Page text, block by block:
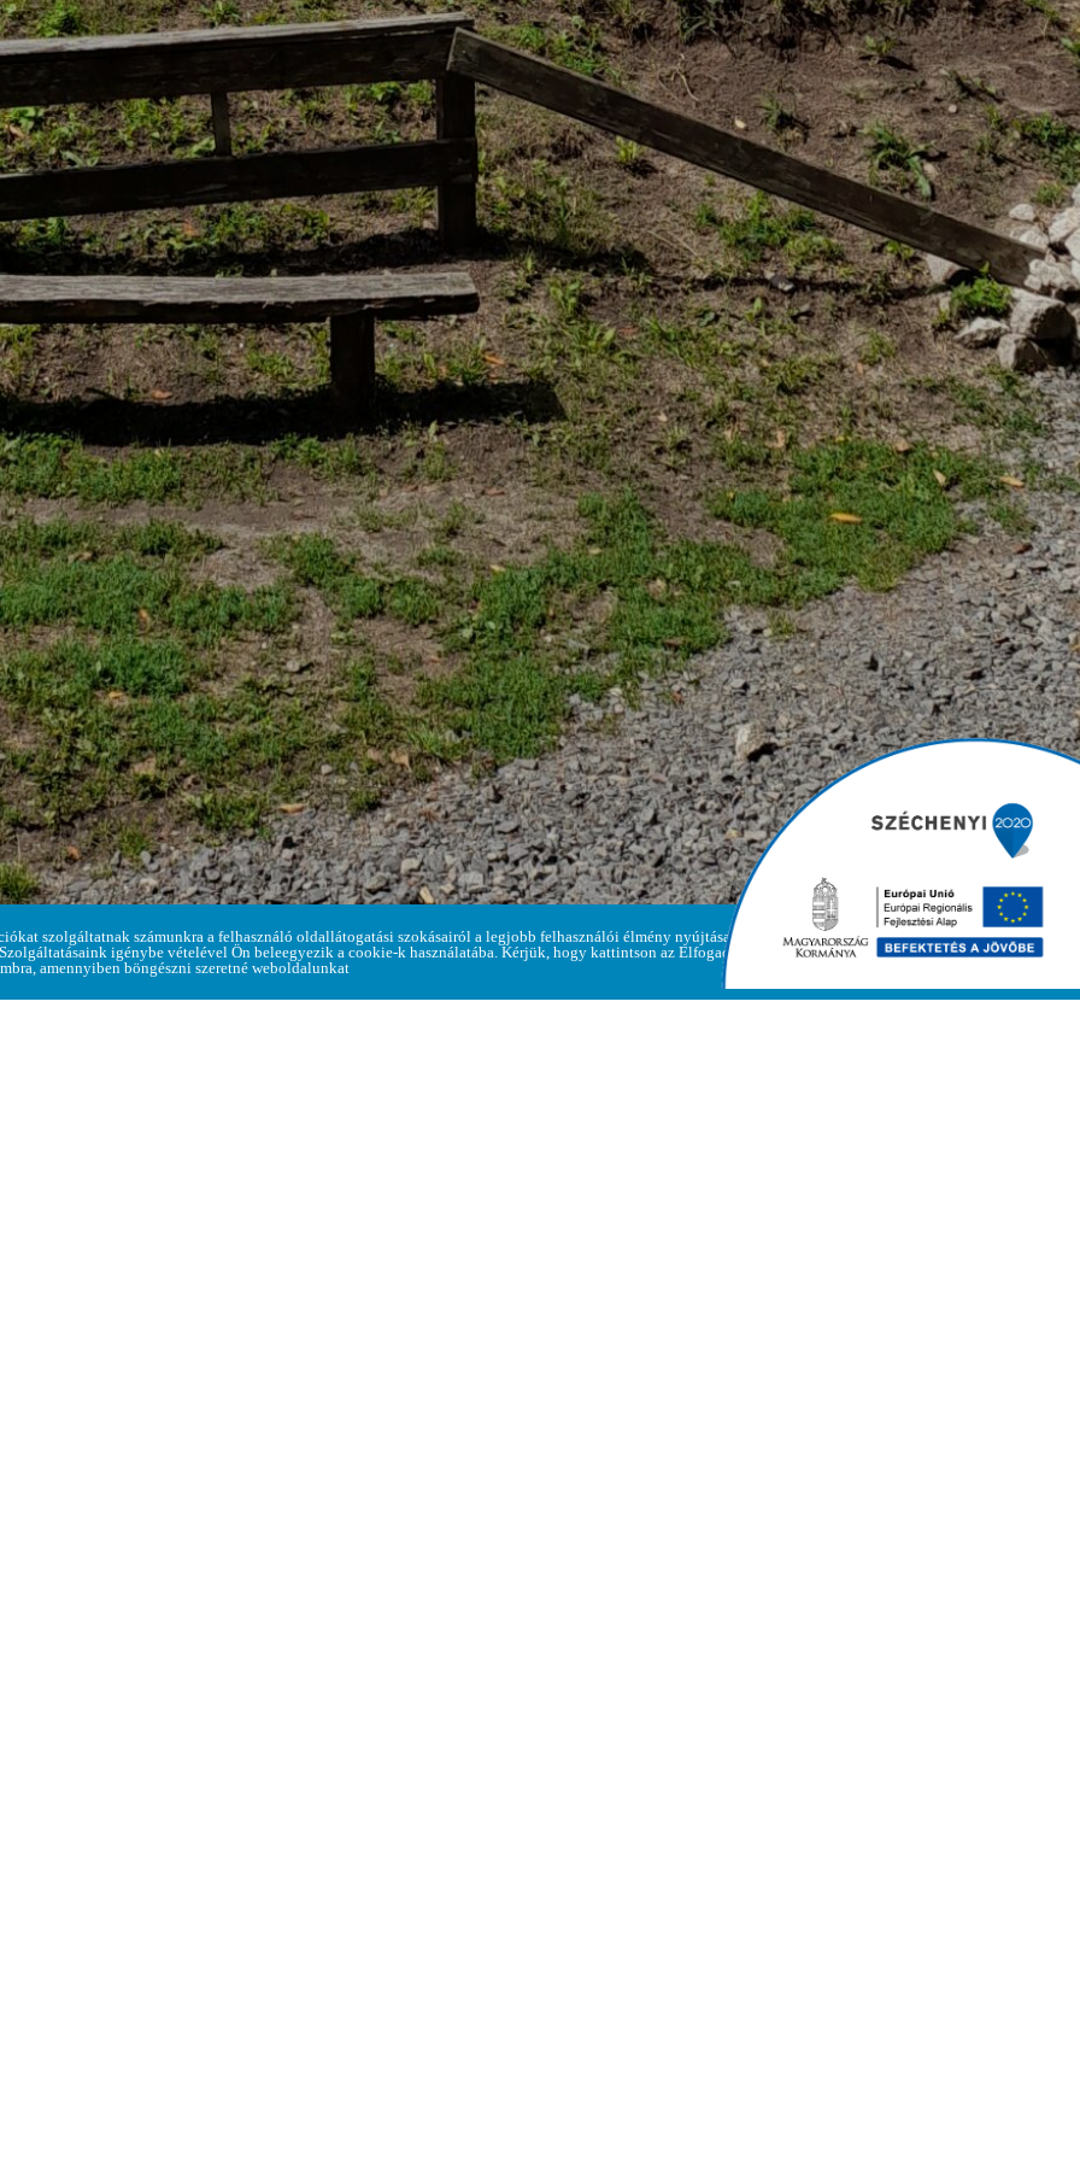
> Hírek a faluról > A HÓNAP VÁRFOTÓJA JANUÁR
szolgáltatnak számunkra a felhasználó oldallátogatási szokásairól a legjobb felhasználói élmény nyújtása
igénybe vételével Ön beleegyezik a cookie-k használatába. Kérjük, hogy kattintson az Elfogadom
amennyiben böngészni szeretné weboldalunkat
Elfogadom
Adatvédelmi
irányelvek